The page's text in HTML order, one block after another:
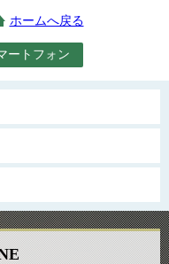
ホームへ戻る
ートフォン